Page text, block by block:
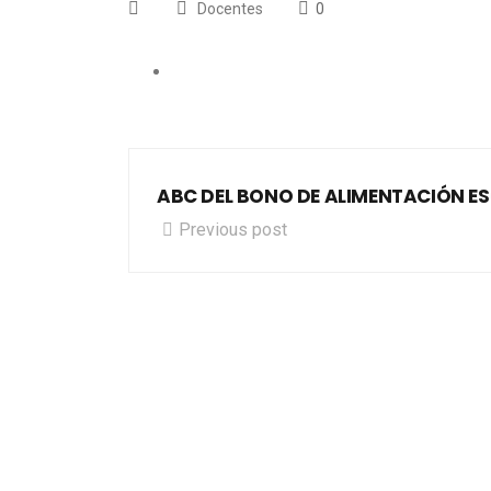
Docentes 0
ABC DEL BONO DE ALIMENTACIÓN
Previous post